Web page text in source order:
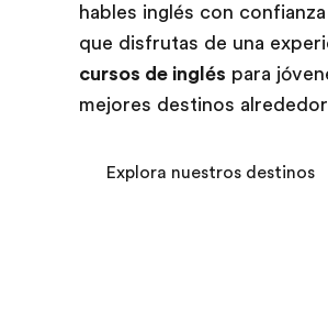
hables inglés con
que disfrutas de una
cursos de inglés para
mejores destinos
Explora nuestros destinos